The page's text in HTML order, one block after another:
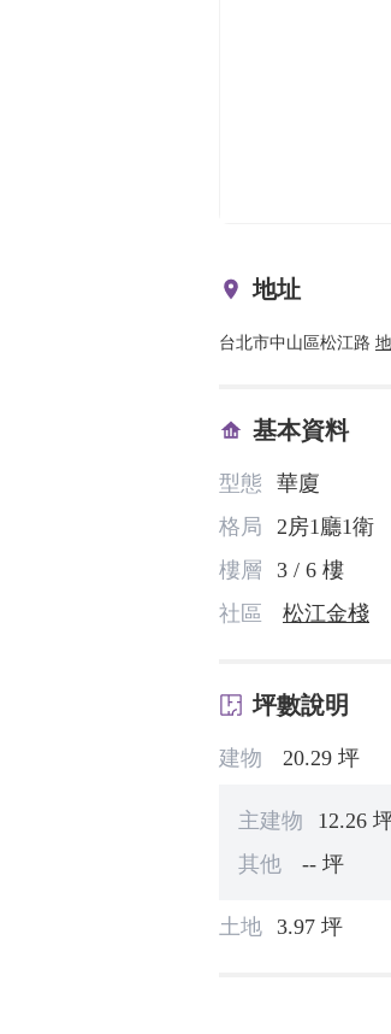
地址
台北市中山區松江路
基本資料
型態 華廈
格局
2房1廳1衛
樓層
3 / 6 樓
社區
松江金棧
坪數說明
建物 20.29 坪
主建物 12.26
其他
-- 坪
土地 3.97 坪